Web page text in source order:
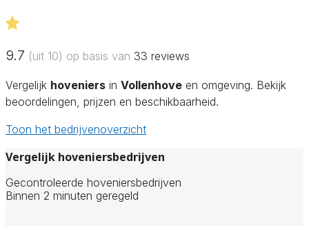
9.7 (uit 10) op basis van 33 reviews
Vergelijk hoveniers in Vollenhove en omgeving. Bekijk
beoordelingen, prijzen en beschikbaarheid.
Toon het bedrijvenoverzicht
Vergelijk hoveniersbedrijven
Gecontroleerde hoveniersbedrijven
Binnen 2 minuten geregeld